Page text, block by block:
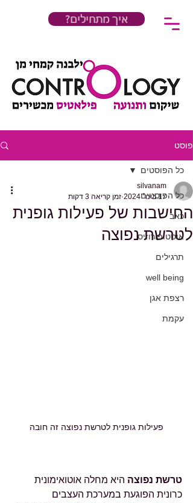
?איך מתחילים
פוסט
כל הפוסטים
כאב
אוסטופורוזיס
תרגילים
well being
רצפת אגן
עקמת
כל הפוסטים
החישבות של פעילות גופנית
לטרשת נפוצה
silvanam
17 בינו׳ 2024
זמן קריאה 3 דקות
פעילות גופנית לטרשת נפוצה זה חובה
טרשת נפוצה היא מחלה אוטואימונית
כרונית הפוגעת במערכת העצבים